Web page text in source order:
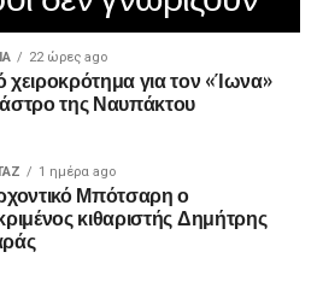
22 ώρες ago
για τον «Ίωνα»
της Ναυπάκτου
1 ημέρα ago
Μπότσαρη ο
κιθαριστής Δημήτρης